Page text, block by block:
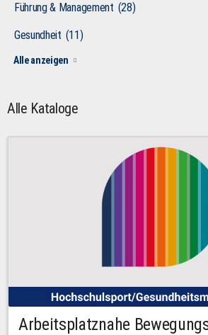
Führung & Management (28)
Gesundheit (11)
Alle anzeigen
Alle Kataloge
Arbeitsplatznahe